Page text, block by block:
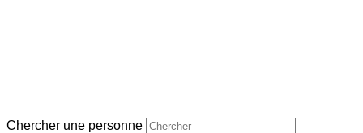
Chercher une personne